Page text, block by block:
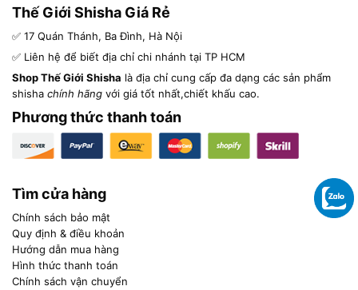
Thế Giới Shisha Giá Rẻ
✅ 17 Quán Thánh, Ba Đình, Hà Nội
✅ Liên hệ để biết địa chỉ chi nhánh tại TP HCM
Shop Thế Giới Shisha là địa chỉ cung cấp đa dạng các sản phẩm
shisha chính hãng với giá tốt nhất,chiết khấu cao.
Phương thức thanh toán
Tìm cửa hàng
Chính sách bảo mật
Quy định & điều khoản
Hướng dẫn mua hàng
Hình thức thanh toán
Chính sách vận chuyển